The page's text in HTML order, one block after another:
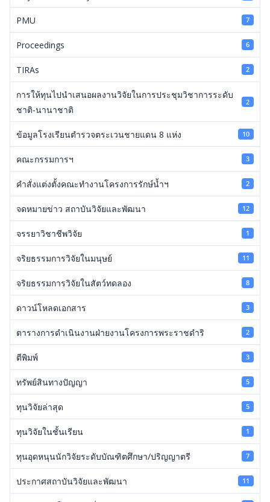
PMU 7
Proceedings 6
TIRAs 2
การให้ทุนไปนำเสนอผลงานวิจัยในการประชุมวิชาการระดับ
ชาติ-นานาชาติ
2
ข้อมูลโรงเรียนตำรวจตระเวนชายแดน 8 แห่ง 10
คณะกรรมการฯ 3
คำสั่งแต่งตั้งคณะทำงานโครงการรักษ์น้ำฯ 2
จดหมายข่าว สถาบันวิจัยและพัฒนา 12
จรรยาวิชาชีพวิจัย 1
จริยธรรมการวิจัยในมนุษย์ 11
จริยธรรมการวิจัยในสัตว์ทดลอง 8
ดาวน์โหลดเอกสาร 3
ตารางการดำเนินงานฝ่ายงานโครงการพระราชดำริ 2
ตีพิมพ์ 3
ทรัพย์สินทางปัญญา 5
ทุนวิจัยล่าสุด 5
ทุนวิจัยในชั้นเรียน 1
ทุนอุดหนุนนักวิจัยระดับบัณฑิตศึกษา/ปริญญาตรี 7
ประกาศสถาบันวิจัยและพัฒนา 11